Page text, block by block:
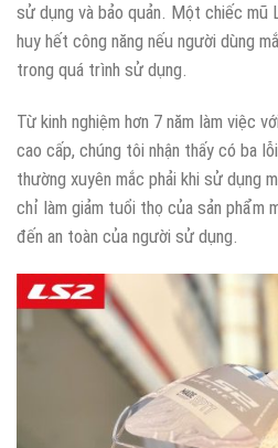
sử dụng và bảo quản. Một chiếc mũ
huy hết công năng nếu người dùng
trong quá trình sử dụng.
Từ kinh nghiệm hơn 7 năm làm việc
cao cấp, chúng tôi nhận thấy có ba
thường xuyên mắc phải khi sử dụng
chỉ làm giảm tuổi thọ của sản phẩm
đến an toàn của người sử dụng.